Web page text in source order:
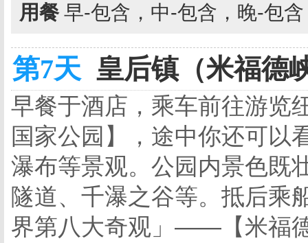
用餐 早-包含，中-包含，晚-包
第7天 皇后镇（米福德
早餐于酒店，乘车前往游览
国家公园】，途中你还可以
瀑布等景观。公园内景色既
隧道、千瀑之谷等。抵后乘
界第八大奇观」——【米福